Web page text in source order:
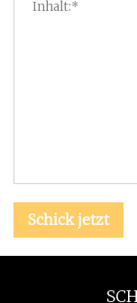
Schick jetzt